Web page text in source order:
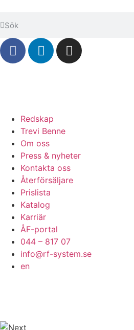
Redskap
Trevi Benne
Om oss
Press & nyheter
Kontakta oss
Återförsäljare
Prislista
Katalog
Karriär
ÅF-portal
044 – 817 07
info@rf-system.se
en